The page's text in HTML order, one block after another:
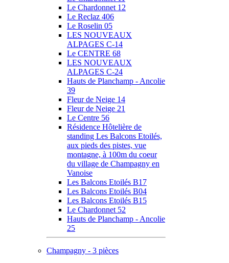
Le Chardonnet 12
Le Reclaz 406
Le Roselin 05
LES NOUVEAUX
ALPAGES C-14
Le CENTRE 68
LES NOUVEAUX
ALPAGES C-24
Hauts de Planchamp - Ancolie
39
Fleur de Neige 14
Fleur de Neige 21
Le Centre 56
Résidence Hôtelière de
standing Les Balcons Etoilés,
aux pieds des pistes, vue
montagne, à 100m du coeur
du village de Champagny en
Vanoise
Les Balcons Etoilés B17
Les Balcons Etoilés B04
Les Balcons Etoilés B15
Le Chardonnet 52
Hauts de Planchamp - Ancolie
25
Champagny - 3 pièces